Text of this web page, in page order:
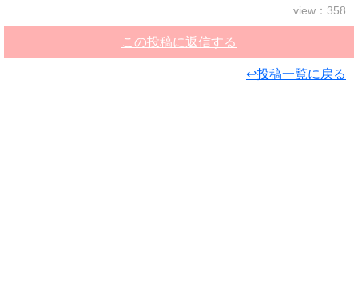
view：358
この投稿に返信する
↩投稿一覧に戻る